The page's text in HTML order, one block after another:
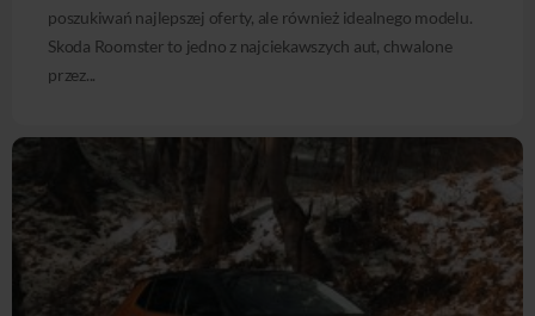
poszukiwań najlepszej oferty, ale również idealnego modelu.
Skoda Roomster to jedno z najciekawszych aut, chwalone
przez...